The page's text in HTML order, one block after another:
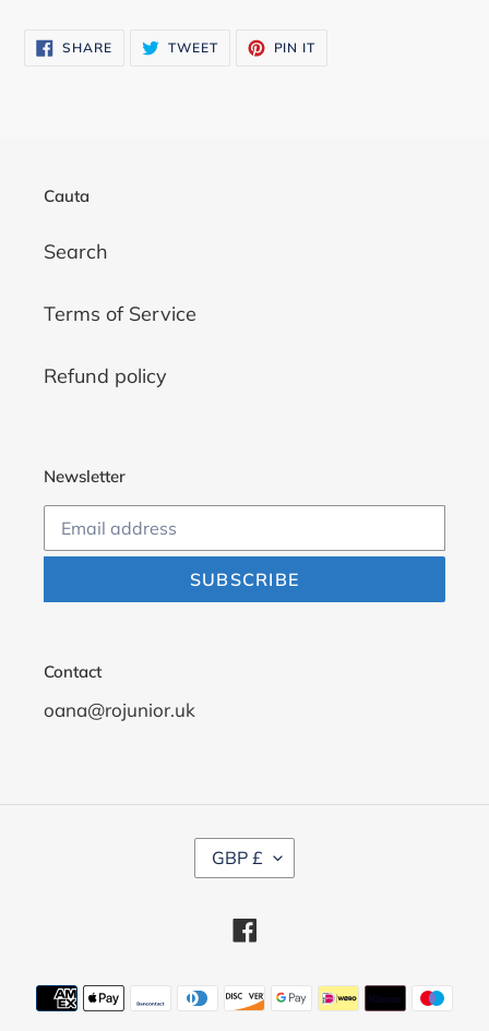
SHARESHARE
ON
TWEETTWEET PIN IT
Cauta
Search
Terms of Service
Refund policy
Newsletter
SUBSCRIBE
Contact
oana@rojunior.uk
C
U
C
Y
GBP £
Facebook
Payment
methods